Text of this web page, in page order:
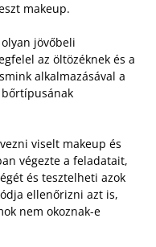
makeup.
jövőbeli
az öltözéknek és a
alkalmazásával a
viselt makeup és
végezte a feladatait,
és tesztelheti azok
ellenőrizni azt is,
nem okoznak-e